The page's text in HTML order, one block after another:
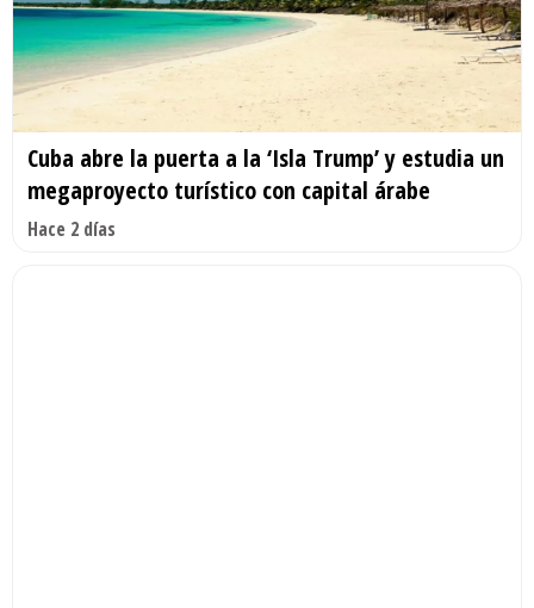
Cuba abre la puerta a la ‘Isla Trump’ y estudia un
megaproyecto turístico con capital árabe
Hace 2 días